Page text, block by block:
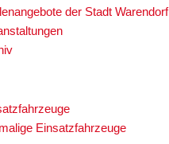
der Stadt Warendorf
Einsatzfahrzeuge